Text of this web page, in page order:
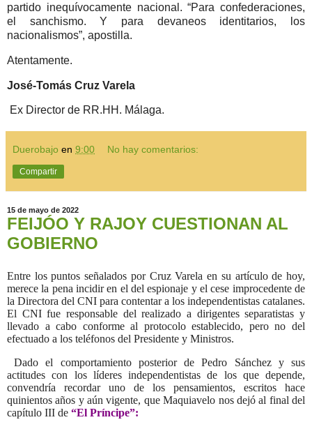
partido inequívocamente nacional. “Para confederaciones,
el sanchismo. Y para devaneos identitarios, los
nacionalismos”, apostilla.
Atentamente.
José-Tomás Cruz Varela
Ex Director de RR.HH. Málaga.
Duerobajo en 9:00 No hay comentarios:
Compartir
15 de mayo de 2022
FEIJÓO Y RAJOY CUESTIONAN AL
GOBIERNO
Entre los puntos señalados por Cruz Varela en su artículo de hoy,
merece la pena incidir en el del espionaje y el cese improcedente de
la Directora del CNI para contentar a los independentistas catalanes.
El CNI fue responsable del realizado a dirigentes separatistas y
llevado a cabo conforme al protocolo establecido, pero no del
efectuado a los teléfonos del Presidente y Ministros.
Dado el comportamiento posterior de Pedro Sánchez y sus
actitudes con los líderes independentistas de los que depende,
convendría recordar uno de los pensamientos, escritos hace
quinientos años y aún vigente, que Maquiavelo nos dejó al final del
capítulo III de “El Príncipe”: